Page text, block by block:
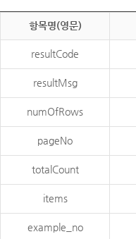
항목명(영문)
resultCode
resultMsg
numOfRows
pageNo
totalCount
items
example_no